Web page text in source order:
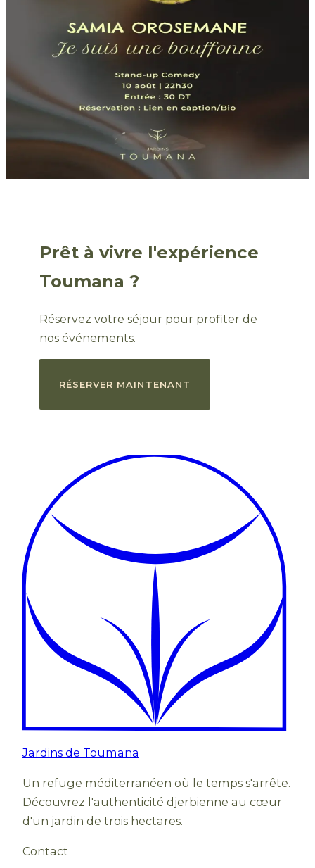
10 AOÛT
Samia Orosemane | Je suis une
La Pelouse
Prêt à vivre l'expérience
Toumana ?
Réservez votre séjour pour profiter de
nos événements.
RÉSERVER MAINTENANT
Jardins de Toumana
Un refuge méditerranéen où le temps s'arrête.
Découvrez l'authenticité djerbienne au cœur
d'un jardin de trois hectares.
Contact